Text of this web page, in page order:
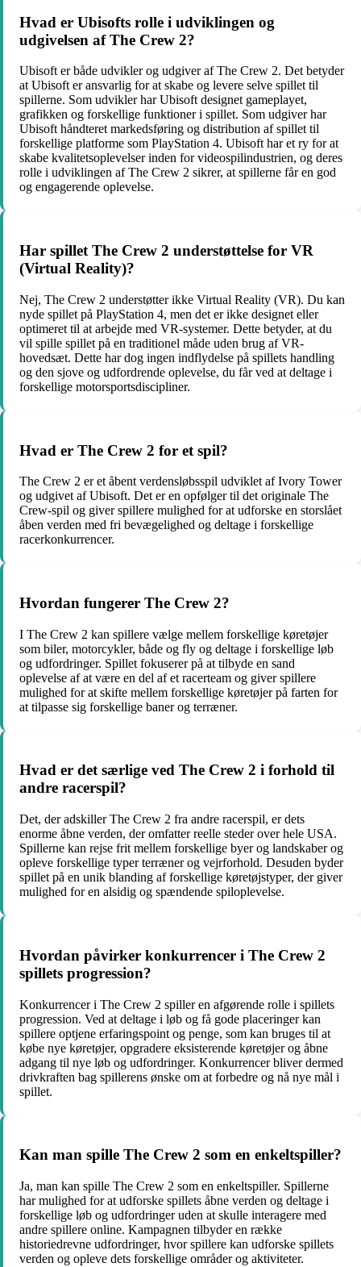
Hvad er Ubisofts rolle i udviklingen og
udgivelsen af The Crew 2?
Ubisoft er både udvikler og udgiver af The Crew 2. Det betyder
at Ubisoft er ansvarlig for at skabe og levere selve spillet til
spillerne. Som udvikler har Ubisoft designet gameplayet,
grafikken og forskellige funktioner i spillet. Som udgiver har
Ubisoft håndteret markedsføring og distribution af spillet til
forskellige platforme som PlayStation 4. Ubisoft har et ry for at
skabe kvalitetsoplevelser inden for videospilindustrien, og deres
rolle i udviklingen af ​​The Crew 2 sikrer, at spillerne får en god
og engagerende oplevelse.
Har spillet The Crew 2 understøttelse for VR
(Virtual Reality)?
Nej, The Crew 2 understøtter ikke Virtual Reality (VR). Du kan
nyde spillet på PlayStation 4, men det er ikke designet eller
optimeret til at arbejde med VR-systemer. Dette betyder, at du
vil spille spillet på en traditionel måde uden brug af VR-
hovedsæt. Dette har dog ingen indflydelse på spillets handling
og den sjove og udfordrende oplevelse, du får ved at deltage i
forskellige motorsportsdiscipliner.
Hvad er The Crew 2 for et spil?
The Crew 2 er et åbent verdensløbsspil udviklet af Ivory Tower
og udgivet af Ubisoft. Det er en opfølger til det originale The
Crew-spil og giver spillere mulighed for at udforske en storslået
åben verden med fri bevægelighed og deltage i forskellige
racerkonkurrencer.
Hvordan fungerer The Crew 2?
I The Crew 2 kan spillere vælge mellem forskellige køretøjer
som biler, motorcykler, både og fly og deltage i forskellige løb
og udfordringer. Spillet fokuserer på at tilbyde en sand
oplevelse af at være en del af et racerteam og giver spillere
mulighed for at skifte mellem forskellige køretøjer på farten for
at tilpasse sig forskellige baner og terræner.
Hvad er det særlige ved The Crew 2 i forhold til
andre racerspil?
Det, der adskiller The Crew 2 fra andre racerspil, er dets
enorme åbne verden, der omfatter reelle steder over hele USA.
Spillerne kan rejse frit mellem forskellige byer og landskaber og
opleve forskellige typer terræner og vejrforhold. Desuden byder
spillet på en unik blanding af forskellige køretøjstyper, der giver
mulighed for en alsidig og spændende spiloplevelse.
Hvordan påvirker konkurrencer i The Crew 2
spillets progression?
Konkurrencer i The Crew 2 spiller en afgørende rolle i spillets
progression. Ved at deltage i løb og få gode placeringer kan
spillere optjene erfaringspoint og penge, som kan bruges til at
købe nye køretøjer, opgradere eksisterende køretøjer og åbne
adgang til nye løb og udfordringer. Konkurrencer bliver dermed
drivkraften bag spillerens ønske om at forbedre og nå nye mål i
spillet.
Kan man spille The Crew 2 som en enkeltspiller?
Ja, man kan spille The Crew 2 som en enkeltspiller. Spillerne
har mulighed for at udforske spillets åbne verden og deltage i
forskellige løb og udfordringer uden at skulle interagere med
andre spillere online. Kampagnen tilbyder en række
historiedrevne udfordringer, hvor spillere kan udforske spillets
verden og opleve dets forskellige områder og aktiviteter.